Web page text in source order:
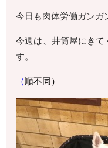
今日も肉体労働ガンガ
今週は、井筒屋にきて
す。
（順不同）